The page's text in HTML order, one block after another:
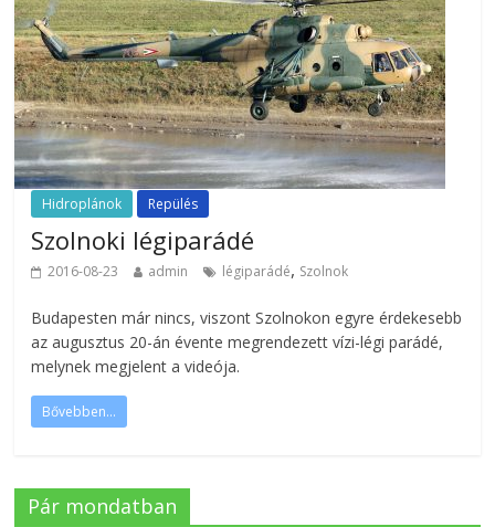
Hidroplánok Repülés
Szolnoki légiparádé
2016-08-23 admin légiparádé, Szolnok
Budapesten már nincs, viszont Szolnokon egyre érdekesebb
az augusztus 20-án évente megrendezett vízi-légi parádé,
melynek megjelent a videója.
Bővebben...
Pár mondatban